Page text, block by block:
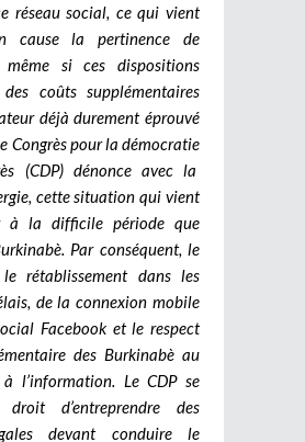
réseau social, ce qui vient
cause la pertinence de
même si ces dispositions
des coûts supplémentaires
déjà durement éprouvé
Congrès pour la démocratie
(CDP) dénonce avec la
cette situation qui vient
à la difficile période que
Par conséquent, le
rétablissement dans les
de la connexion mobile
Facebook et le respect
des Burkinabè au
l’information. Le CDP se
d’entreprendre des
devant conduire le